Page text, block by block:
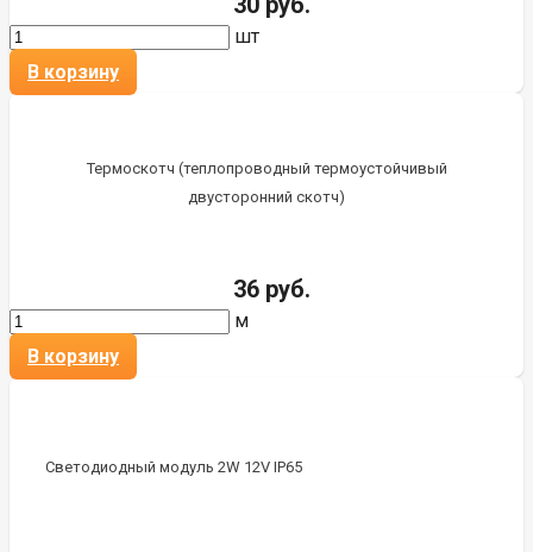
шт
В корзину
Термоскотч (теплопроводный термоустойчивый
двусторонний скотч)
36 руб.
м
В корзину
Светодиодный модуль 2W 12V IP65